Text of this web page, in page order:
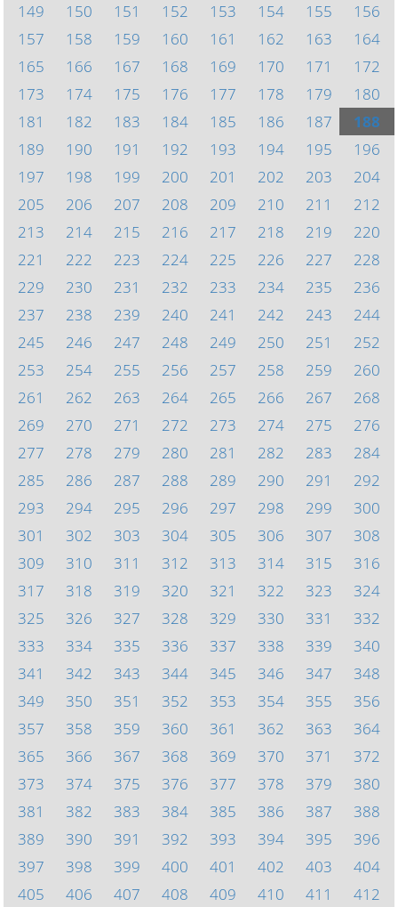
149
150 151 152 153 154 155
156
157
158 159 160 161 162 163
164
165
166 167 168 169 170 171
172
173
174 175 176 177 178 179
180
181
182 183 184 185 186 187
188
189
190 191 192 193 194 195
196
197
198 199 200 201 202 203
204
205
206 207 208 209 210 211
212
213
214 215 216 217 218 219
220
221
222 223 224 225 226 227
228
229
230 231 232 233 234 235
236
237
238 239 240 241 242 243
244
245
246 247 248 249 250 251
252
253
254 255 256 257 258 259
260
261
262 263 264 265 266 267
268
269
270 271 272 273 274 275
276
277
278 279 280 281 282 283
284
285
286 287 288 289 290 291
292
293
294 295 296 297 298 299
300
301
302 303 304 305 306 307
308
309
310 311 312 313 314 315
316
317
318 319 320 321 322 323
324
325
326 327 328 329 330 331
332
333
334 335 336 337 338 339
340
341
342 343 344 345 346 347
348
349
350 351 352 353 354 355
356
357
358 359 360 361 362 363
364
365
366 367 368 369 370 371
372
373
374 375 376 377 378 379
380
381
382 383 384 385 386 387
388
389
390 391 392 393 394 395
396
397
398 399 400 401 402 403
404
405
406 407 408 409 410 411 412